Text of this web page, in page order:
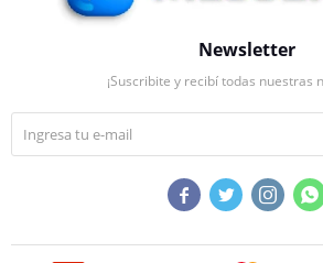
Newsletter
¡Suscribite y recibí todas nuestras
   